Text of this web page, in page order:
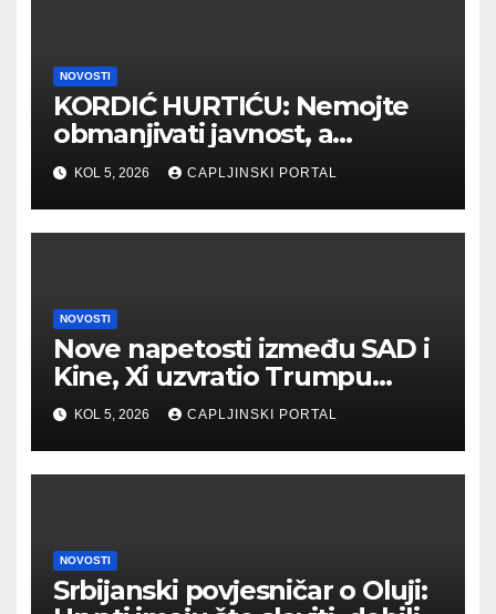
NOVOSTI
KORDIĆ HURTIĆU: Nemojte
obmanjivati javnost, a
posebno bivše djelatnike
“Komunalnog”
KOL 5, 2026 CAPLJINSKI PORTAL
NOVOSTI
Nove napetosti između SAD i
Kine, Xi uzvratio Trumpu
novim sankcijama
KOL 5, 2026 CAPLJINSKI PORTAL
NOVOSTI
Srbijanski povjesničar o Oluji: